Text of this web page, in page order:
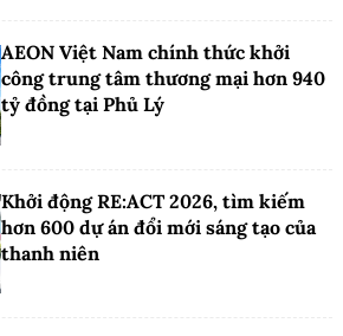
AEON Việt Nam chính thức khởi
công trung tâm thương mại hơn 940
tỷ đồng tại Phủ Lý
Khởi động RE:ACT 2026, tìm kiếm
hơn 600 dự án đổi mới sáng tạo của
thanh niên